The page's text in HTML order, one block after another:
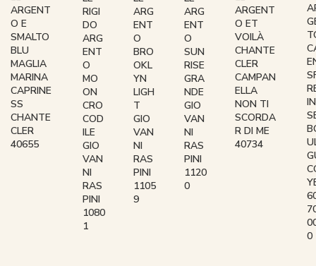
ARGENT
O E
SMALTO
BLU
MAGLIA
MARINA
CAPRINE
SS
CHANTE
CLER
40655
RIGI
DO
ARG
ENT
O
MO
ON
CRO
COD
ILE
GIO
VAN
NI
RAS
PINI
1080
1
ARG
ENT
O
BRO
OKL
YN
LIGH
T
GIO
VAN
NI
RAS
PINI
1105
9
ARG
ENT
O
SUN
RISE
GRA
NDE
GIO
VAN
NI
RAS
PINI
1120
0
ARGENT
O ET
VOILÀ
CHANTE
CLER
CAMPAN
ELLA
NON TI
SCORDA
R DI ME
40734
0